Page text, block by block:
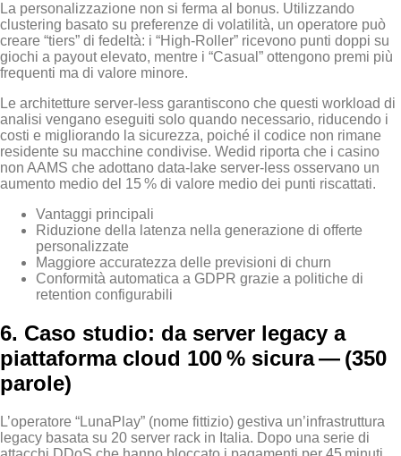
La personalizzazione non si ferma al bonus. Utilizzando
clustering basato su preferenze di volatilità, un operatore può
creare “tiers” di fedeltà: i “High‑Roller” ricevono punti doppi su
giochi a payout elevato, mentre i “Casual” ottengono premi più
frequenti ma di valore minore.
Le architetture server‑less garantiscono che questi workload di
analisi vengano eseguiti solo quando necessario, riducendo i
costi e migliorando la sicurezza, poiché il codice non rimane
residente su macchine condivise. Wedid riporta che i casino
non AAMS che adottano data‑lake server‑less osservano un
aumento medio del 15 % di valore medio dei punti riscattati.
Vantaggi principali
Riduzione della latenza nella generazione di offerte
personalizzate
Maggiore accuratezza delle previsioni di churn
Conformità automatica a GDPR grazie a politiche di
retention configurabili
6. Caso studio: da server legacy a
piattaforma cloud 100 % sicura — (350
parole)
L’operatore “LunaPlay” (nome fittizio) gestiva un’infrastruttura
legacy basata su 20 server rack in Italia. Dopo una serie di